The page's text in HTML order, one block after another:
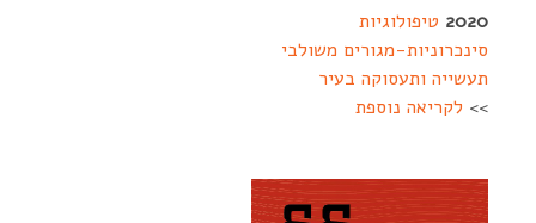
2020 טיפולוגיות
סינכרוניות-מגורים משולבי
תעשייה ותעסוקה בעיר
>> לקריאה נוספת